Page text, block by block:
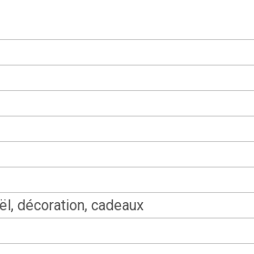
décoration, cadeaux